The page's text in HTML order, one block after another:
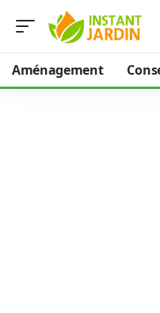
Aménagement